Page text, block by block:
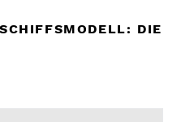
DIE